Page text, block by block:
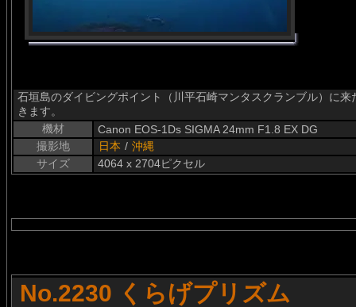
石垣島のダイビングポイント（川平石崎マンタスクランブル）に
きます。
機材
Canon EOS-1Ds SIGMA 24mm F1.8 EX DG
撮影地
日本 / 沖縄
サイズ
4064 x 2704ピクセル
No.2230 くらげプリズム